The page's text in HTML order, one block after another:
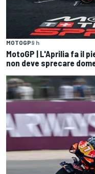
MOTOGP9 h
MotoGP | L'Aprilia fa il
non deve sprecare